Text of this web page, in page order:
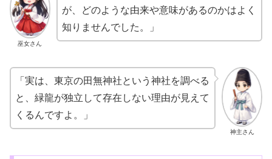
巫女さん
が、どのような由来や意味があるのかはよく
知りませんでした。」
神主さん
「実は、東京の田無神社という神社を調べる
と、緑龍が独立して存在しない理由が見えて
くるんですよ。」